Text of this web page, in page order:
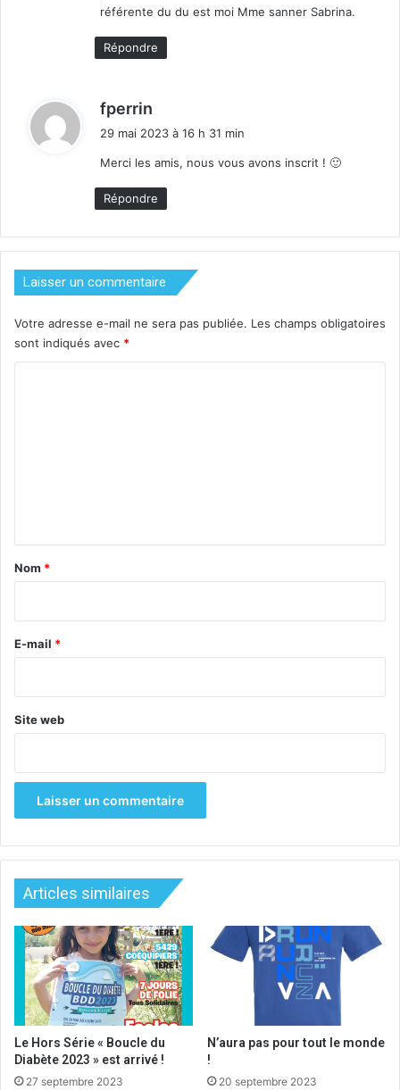
référente du du est moi Mme sanner Sabrina.
Répondre
fperrin
:
29 mai 2023 à 16 h 31 min
Merci les amis, nous vous avons inscrit ! 🙂
Répondre
Laisser un commentaire
Votre adresse e-mail ne sera pas publiée. Les champs obligatoires
sont indiqués avec *
a
e
Nom *
E-mail *
Site web
Articles similaires
Le Hors Série « Boucle du
Diabète 2023 » est arrivé !
27 septembre 2023
N’aura pas pour tout le monde
!
20 septembre 2023